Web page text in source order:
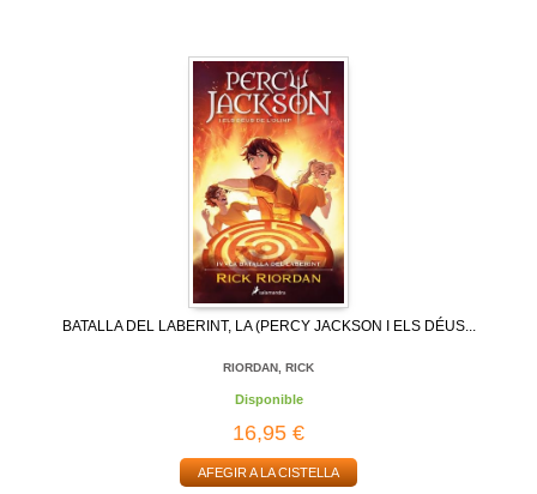
BATALLA DEL LABERINT, LA (PERCY JACKSON I ELS DÉUS...
RIORDAN, RICK
Disponible
16,95 €
AFEGIR A LA CISTELLA